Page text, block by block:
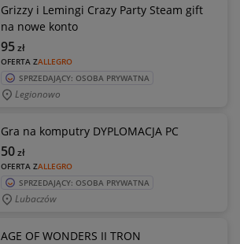
Grizzy i Lemingi Crazy Party Steam gift
na nowe konto
OFERTA ZALLEGRO
95zł
SPRZEDAJĄCY: OSOBA PRYWATNA
Legionowo
Gra na komputry DYPLOMACJA PC
OFERTA ZALLEGRO
50zł
SPRZEDAJĄCY: OSOBA PRYWATNA
Lubaczów
AGE OF WONDERS II TRON